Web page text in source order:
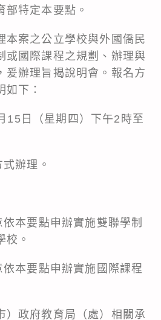
部特定本要點。
本案之公立學校與外國僑民
或國際課程之規劃、辦理與
爰辦理旨揭說明會。報名方
如下：
15日（星期四）下午2時至
辦理。
本要點申辦實施雙聯學制
校。
本要點申辦實施國際課程
）政府教育局（處）相關承